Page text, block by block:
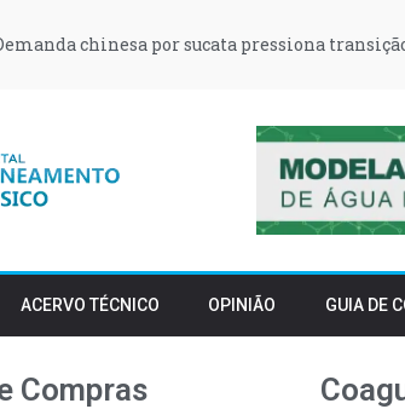
chinesa por sucata pressiona
ACERVO TÉCNICO OPINIÃO GUIA DE
Compras